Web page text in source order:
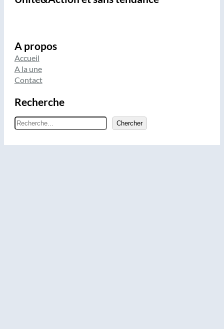
A propos
Accueil
A la une
Contact
Recherche
e
c
Chercher